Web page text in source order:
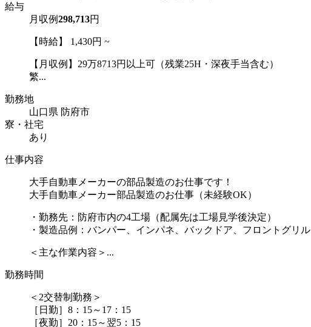
給与
月収例298,713円
【時給】 1,430円 ~
【月収例】29万8713円以上可（残業25H・深夜手当含む）
繁...
勤務地
山口県 防府市
寮・社宅
あり
仕事内容
大手自動車メーカーの部品製造のお仕事です！
大手自動車メーカー部品製造のお仕事（未経験OK）
・勤務先：防府市内の4工場（配属先は工場見学後決定）
・製造品例：バンパー、インパネ、バックドア、フロントグリル
＜主な作業内容＞...
勤務時間
＜2交替制勤務＞
［日勤］8：15～17：15
［夜勤］20：15～翌5：15